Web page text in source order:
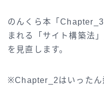
のんくら本「
まれる「サイト構築法
を見直します。
※Chapter_2はいったん